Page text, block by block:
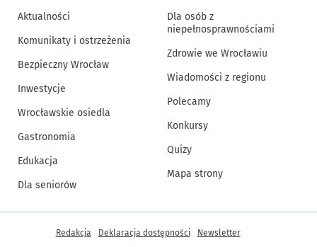
Aktualności
Komunikaty i ostrzeżenia
Bezpieczny Wrocław
Inwestycje
Wrocławskie osiedla
Gastronomia
Edukacja
Dla seniorów
Dla osób z
niepełnosprawnościami
Zdrowie we Wrocławiu
Wiadomości z regionu
Polecamy
Konkursy
Quizy
Mapa strony
Inne informacje
Redakcja Deklaracja dostępności Newsletter